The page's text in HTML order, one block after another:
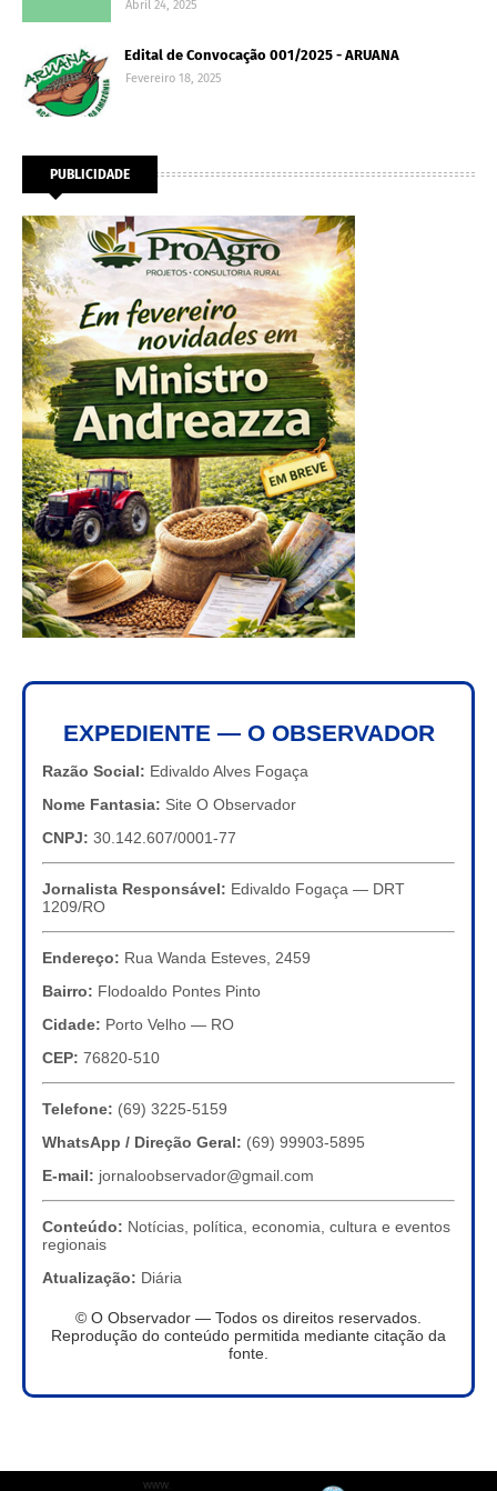
Abril 24, 2025
Edital de Convocação 001/2025 - ARUANA
Fevereiro 18, 2025
PUBLICIDADE
EXPEDIENTE — O OBSERVADOR
Razão Social: Edivaldo Alves Fogaça
Nome Fantasia: Site O Observador
CNPJ: 30.142.607/0001-77
Jornalista Responsável: Edivaldo Fogaça — DRT
1209/RO
Endereço: Rua Wanda Esteves, 2459
Bairro: Flodoaldo Pontes Pinto
Cidade: Porto Velho — RO
CEP: 76820-510
Telefone: (69) 3225-5159
WhatsApp / Direção Geral: (69) 99903-5895
E-mail: jornaloobservador@gmail.com
Conteúdo: Notícias, política, economia, cultura e eventos
regionais
Atualização: Diária
© O Observador — Todos os direitos reservados.
Reprodução do conteúdo permitida mediante citação da
fonte.